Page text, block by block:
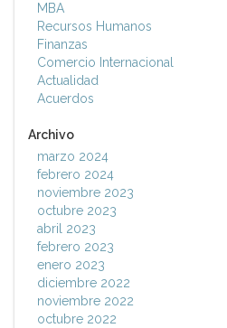
MBA
Recursos Humanos
Finanzas
Comercio Internacional
Actualidad
Acuerdos
Archivo
marzo 2024
febrero 2024
noviembre 2023
octubre 2023
abril 2023
febrero 2023
enero 2023
diciembre 2022
noviembre 2022
octubre 2022